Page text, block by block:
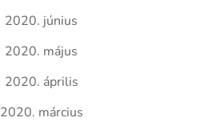
2020. június
2020. május
2020. április
2020. március